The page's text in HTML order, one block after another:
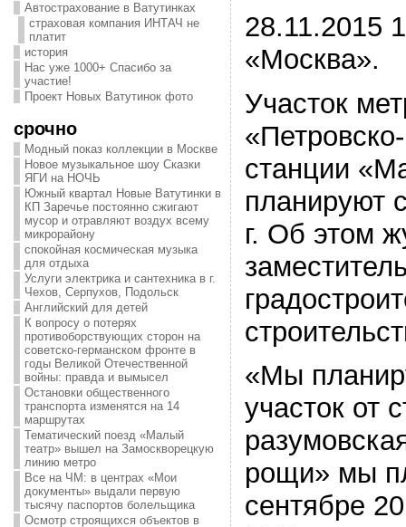
Автострахование в Ватутинках
страховая компания ИНТАЧ не
платит
история
Нас уже 1000+ Спасибо за
участие!
Проект Новых Ватутинок фото
срочно
Модный показ коллекции в Москве
Новое музыкальное шоу Сказки
ЯГИ на НОЧЬ
Южный квартал Новые Ватутинки в
КП Заречье постоянно сжигают
мусор и отравляют воздух всему
микрорайону
спокойная космическая музыка
для отдыха
Услуги электрика и сантехника в г.
Чехов, Серпухов, Подольск
Английский для детей
К вопросу о потерях
противоборствующих сторон на
советско-германском фронте в
годы Великой Отечественной
войны: правда и вымысел
Остановки общественного
транспорта изменятся на 14
маршрутах
Тематический поезд «Малый
театр» вышел на Замоскворецкую
линию метро
Все на ЧМ: в центрах «Мои
документы» выдали первую
тысячу паспортов болельщика
Осмотр строящихся объектов в
28.11.2015
«Москва».
Участок
станции
планируют
г. Об этом
«Мы
участок от
рощи» мы
сентябре